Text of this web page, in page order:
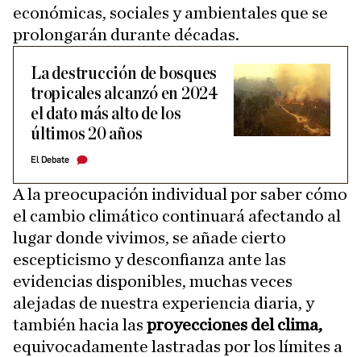
económicas, sociales y ambientales que se
prolongarán durante décadas.
La destrucción de bosques
tropicales alcanzó en 2024
el dato más alto de los
últimos 20 años
El Debate
A la preocupación individual por saber cómo
el cambio climático continuará afectando al
lugar donde vivimos, se añade cierto
escepticismo y desconfianza ante las
evidencias disponibles, muchas veces
alejadas de nuestra experiencia diaria, y
también hacia las proyecciones del clima,
equivocadamente lastradas por los límites a